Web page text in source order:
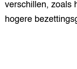
verschillen, zoals
hogere